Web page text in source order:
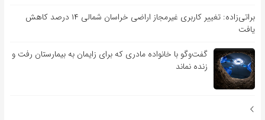
براتی‌زاده: تغییر کاربری غیرمجاز اراضی خراسان شمالی ۱۴ درصد کاهش
یافت
گفت‌وگو با خانواده مادری که برای زایمان به بیمارستان رفت و
زنده نماند